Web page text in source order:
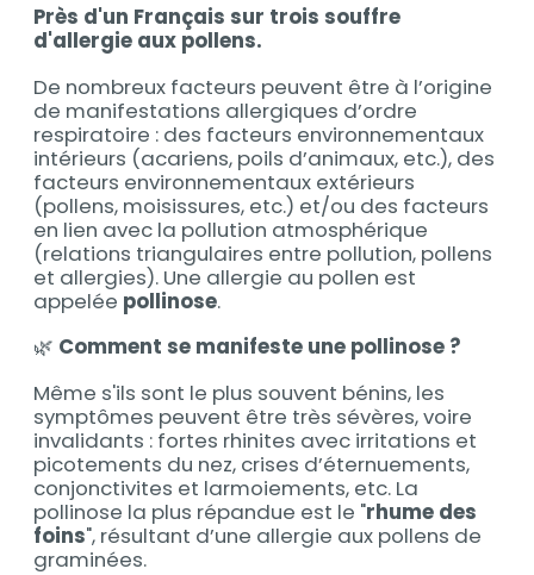
Près d'un Français sur trois souffre
d'allergie aux pollens.
De nombreux facteurs peuvent être à l’origine
de manifestations allergiques d’ordre
respiratoire : des facteurs environnementaux
intérieurs (acariens, poils d’animaux, etc.), des
facteurs environnementaux extérieurs
(pollens, moisissures, etc.) et/ou des facteurs
en lien avec la pollution atmosphérique
(relations triangulaires entre pollution, pollens
et allergies). Une allergie au pollen est
appelée pollinose.
🌿 Comment se manifeste une pollinose ?
Même s'ils sont le plus souvent bénins, les
symptômes peuvent être très sévères, voire
invalidants : fortes rhinites avec irritations et
picotements du nez, crises d’éternuements,
conjonctivites et larmoiements, etc. La
pollinose la plus répandue est le "rhume des
foins", résultant d’une allergie aux pollens de
graminées.